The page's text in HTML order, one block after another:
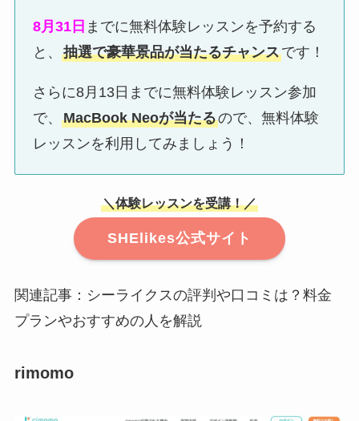
8月31日 までに無料体験レッスンを予約する
と、抽選で豪華景品が当たるチャンスです！
さらに8月13日までに無料体験レッスン参加
で、MacBook Neoが当たるので、無料体験
レッスンを利用してみましょう！
＼体験レッスンを受講！／
SHElikes公式サイト
関連記事：シーライクスの評判や口コミは？料金
プランやおすすめの人を解説
rimomo